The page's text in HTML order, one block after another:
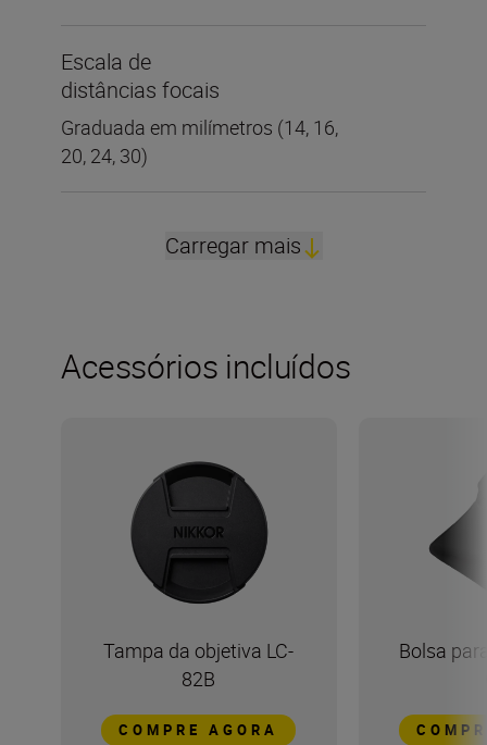
Escala de
distâncias focais
Graduada em milímetros (14, 16,
20, 24, 30)
Carregar mais
Acessórios incluídos
Tampa da objetiva LC-
82B
COMPRE AGORA
Bolsa